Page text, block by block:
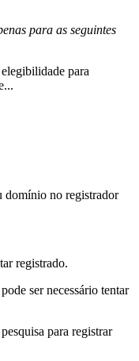
para as seguintes
para
domínio no registrador
registrado.
ser necessário tentar
para registrar